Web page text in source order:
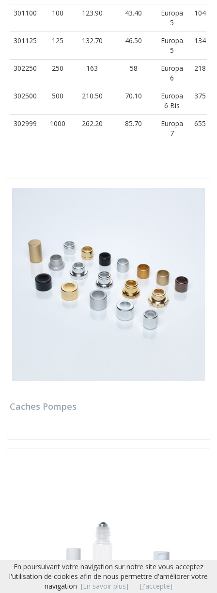
301100 100 123.90 43.40
Europa
5
104
301125 125 132.70 46.50
Europa
5
134
302250 250 163 58
Europa
6
218
302500 500 210.50 70.10
Europa
6 Bis
375
302999 1000 262.20 85.70
Europa
7
655
Caches Pompes
En poursuivant votre navigation sur notre site vous acceptez
l'utilisation de cookies afin de nous permettre d'améliorer votre
navigation [En savoir plus] [J'accepte]